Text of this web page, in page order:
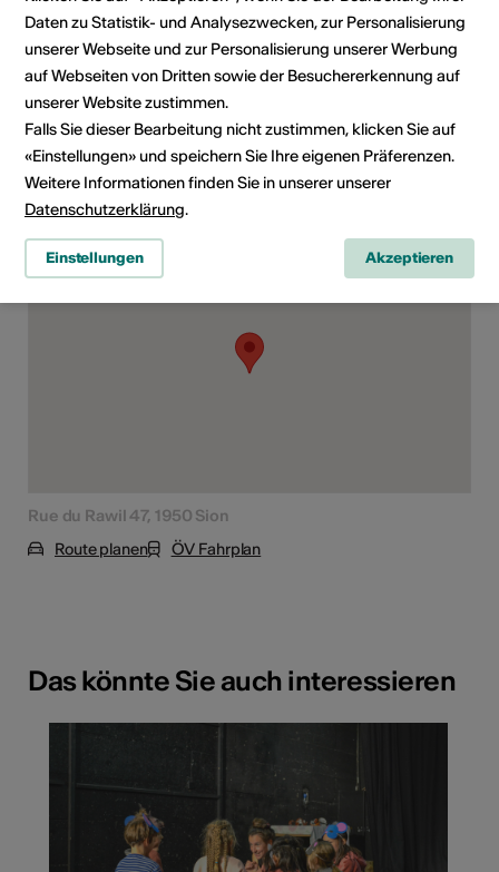
Kulturbereiche
Art der Weiterbildung
Kurs
Zielpublikum
Interessierte
Kursort
Rue du Rawil 47, 1950 Sion
Route planen
ÖV Fahrplan
Das könnte Sie auch interessieren
Daten zu Statistik- und Analysezwecken, zur Personalisierung
unserer Webseite und zur Personalisierung unserer Werbung
auf Webseiten von Dritten sowie der Besuchererkennung auf
unserer Website zustimmen.
Falls Sie dieser Bearbeitung nicht zustimmen, klicken Sie auf
«Einstellungen» und speichern Sie Ihre eigenen Präferenzen.
Weitere Informationen finden Sie in unserer unserer
Datenschutzerklärung.
Einstellungen Akzeptieren